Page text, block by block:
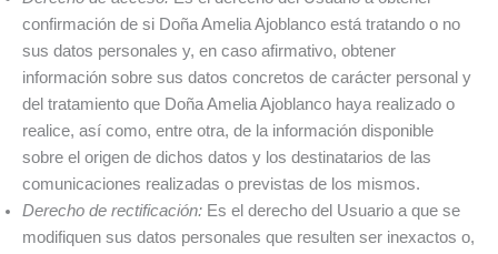
confirmación de si Doña Amelia Ajoblanco está tratando o no
sus datos personales y, en caso afirmativo, obtener
información sobre sus datos concretos de carácter personal y
del tratamiento que Doña Amelia Ajoblanco haya realizado o
realice, así como, entre otra, de la información disponible
sobre el origen de dichos datos y los destinatarios de las
comunicaciones realizadas o previstas de los mismos.
Derecho de rectificación: Es el derecho del Usuario a que se
modifiquen sus datos personales que resulten ser inexactos o,